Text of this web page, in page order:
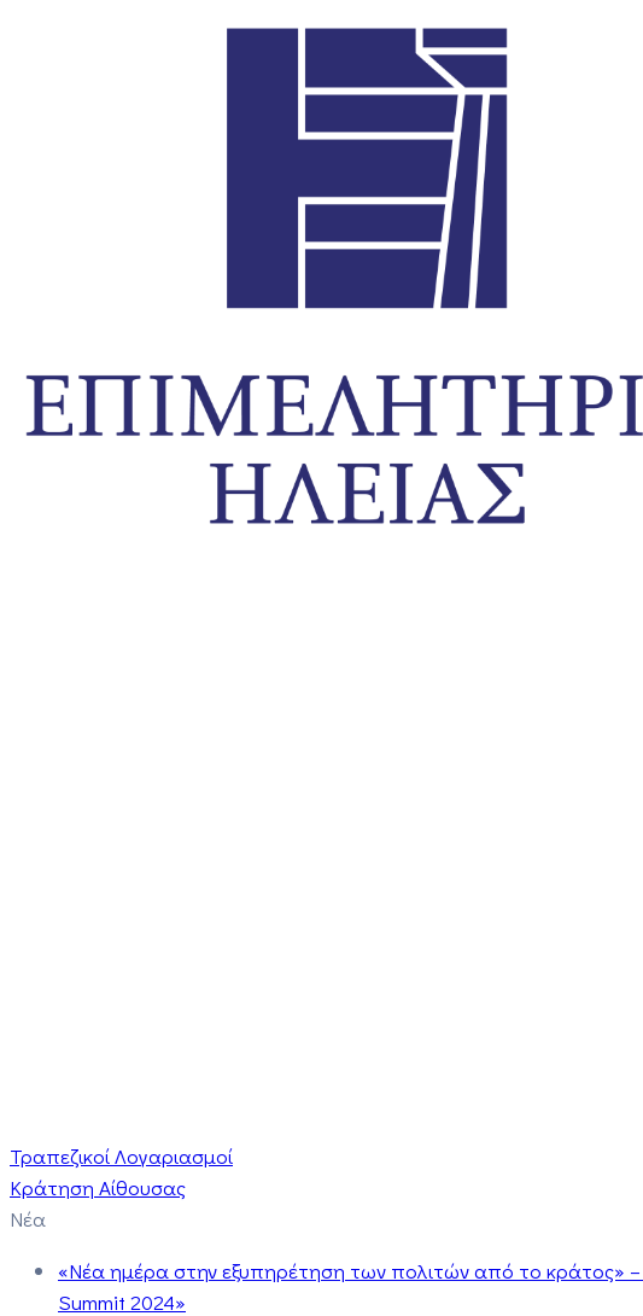
Τραπεζικοί Λογαριασμοί
Κράτηση Αίθουσας
Νέα
«Νέα ημέρα στην εξυπηρέτηση των πολιτών από το κράτος» –
Summit 2024»